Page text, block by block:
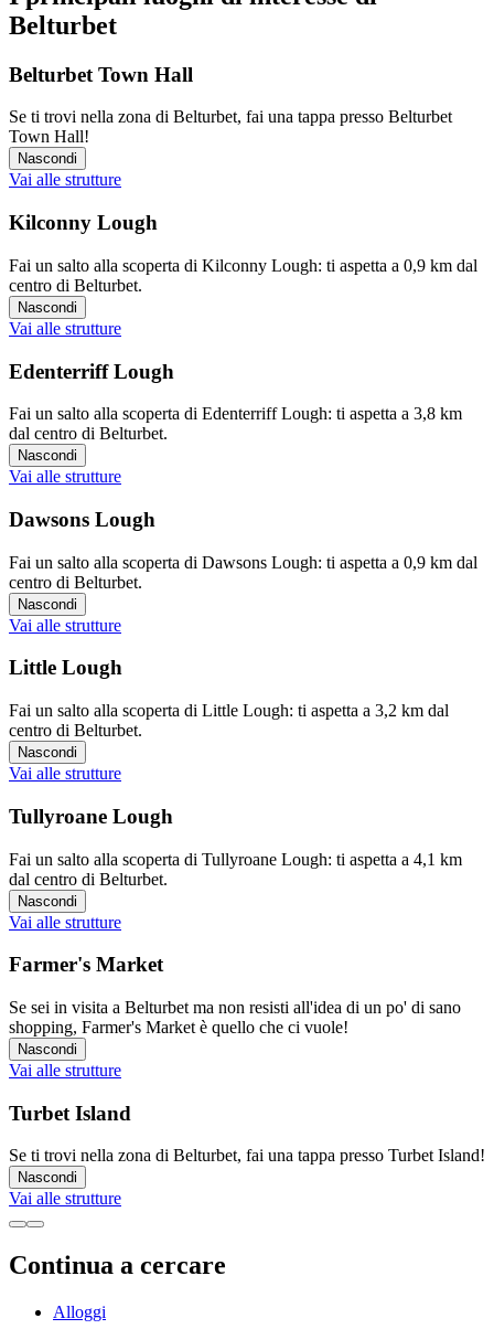
Belturbet
Belturbet Town Hall
Se ti trovi nella zona di Belturbet, fai una tappa presso Belturbet
Town Hall!
Nascondi
Vai alle strutture
Kilconny Lough
Fai un salto alla scoperta di Kilconny Lough: ti aspetta a 0,9 km dal
centro di Belturbet.
Nascondi
Vai alle strutture
Edenterriff Lough
Fai un salto alla scoperta di Edenterriff Lough: ti aspetta a 3,8 km
dal centro di Belturbet.
Nascondi
Vai alle strutture
Dawsons Lough
Fai un salto alla scoperta di Dawsons Lough: ti aspetta a 0,9 km dal
centro di Belturbet.
Nascondi
Vai alle strutture
Little Lough
Fai un salto alla scoperta di Little Lough: ti aspetta a 3,2 km dal
centro di Belturbet.
Nascondi
Vai alle strutture
Tullyroane Lough
Fai un salto alla scoperta di Tullyroane Lough: ti aspetta a 4,1 km
dal centro di Belturbet.
Nascondi
Vai alle strutture
Farmer's Market
Se sei in visita a Belturbet ma non resisti all'idea di un po' di sano
shopping, Farmer's Market è quello che ci vuole!
Nascondi
Vai alle strutture
Turbet Island
Se ti trovi nella zona di Belturbet, fai una tappa presso Turbet Island!
Nascondi
Vai alle strutture
Continua a cercare
Alloggi